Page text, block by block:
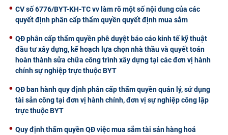
CV số 6776/BYT-KH-TC vv làm rõ một số nội dung của các
quyết định phân cấp thẩm quyền quyết định mua sắm
QĐ phân cấp thẩm quyền phê duyệt báo cáo kinh tế kỹ thuật
đầu tư xây dựng, kế hoạch lựa chọn nhà thầu và quyết toán
hoàn thành sửa chữa công trình xây dựng tại các đơn vị hành
chính sự nghiệp trực thuộc BYT
QĐ ban hành quy định phân cấp thẩm quyền quản lý, sử dụng
tài sản công tại đơn vị hành chính, đơn vị sự nghiệp công lập
trực thuộc BYT
Quy định thẩm quyền QĐ việc mua sắm tài sản hàng hoá